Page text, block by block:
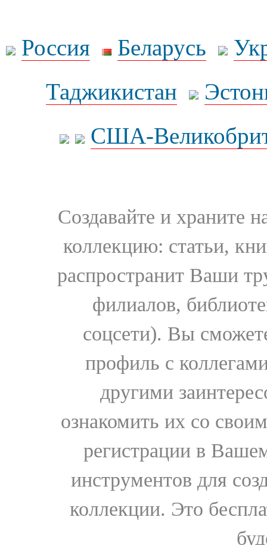
Россия Беларусь
Таджикистан
США-
Создавайте и храните
коллекцию: статьи,
распространит Ваши
филиалов,
соцсети). Вы
профиль с
другими
ознакомить их со
регистрации в
инструментов для
коллекции. Это